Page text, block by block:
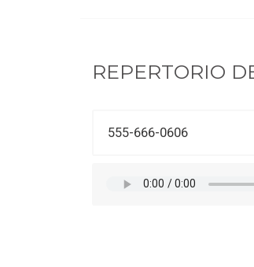
REPERTORIO
555-666-0606